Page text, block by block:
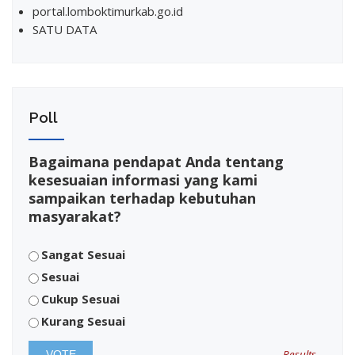
portal.lomboktimurkab.go.id
SATU DATA
Poll
Bagaimana pendapat Anda tentang
kesesuaian informasi yang kami
sampaikan terhadap kebutuhan
masyarakat?
Sangat Sesuai
Sesuai
Cukup Sesuai
Kurang Sesuai